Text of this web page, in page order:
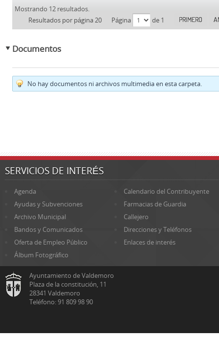
Mostrando 12 resultados.
Resultados por página 20
Página de 1 PRIMERO
Documentos
No hay documentos ni archivos multimedia en esta carpeta.
SERVICIOS DE INTERÉS
Agenda
Calendario del Contribuyente
Ayudas y Subvenciones
Farmacias de Guardia
Archivo Municipal
Callejero
Bandos y Comunicados
Direcciones y Teléfonos
Oferta de Empleo Público
Enlaces de interés
Álbum Fotográfico
Ayuntamiento de Valdemoro
Plaza de la constitución, 11
28341 Valdemoro
Teléfono: 91 809 98 90